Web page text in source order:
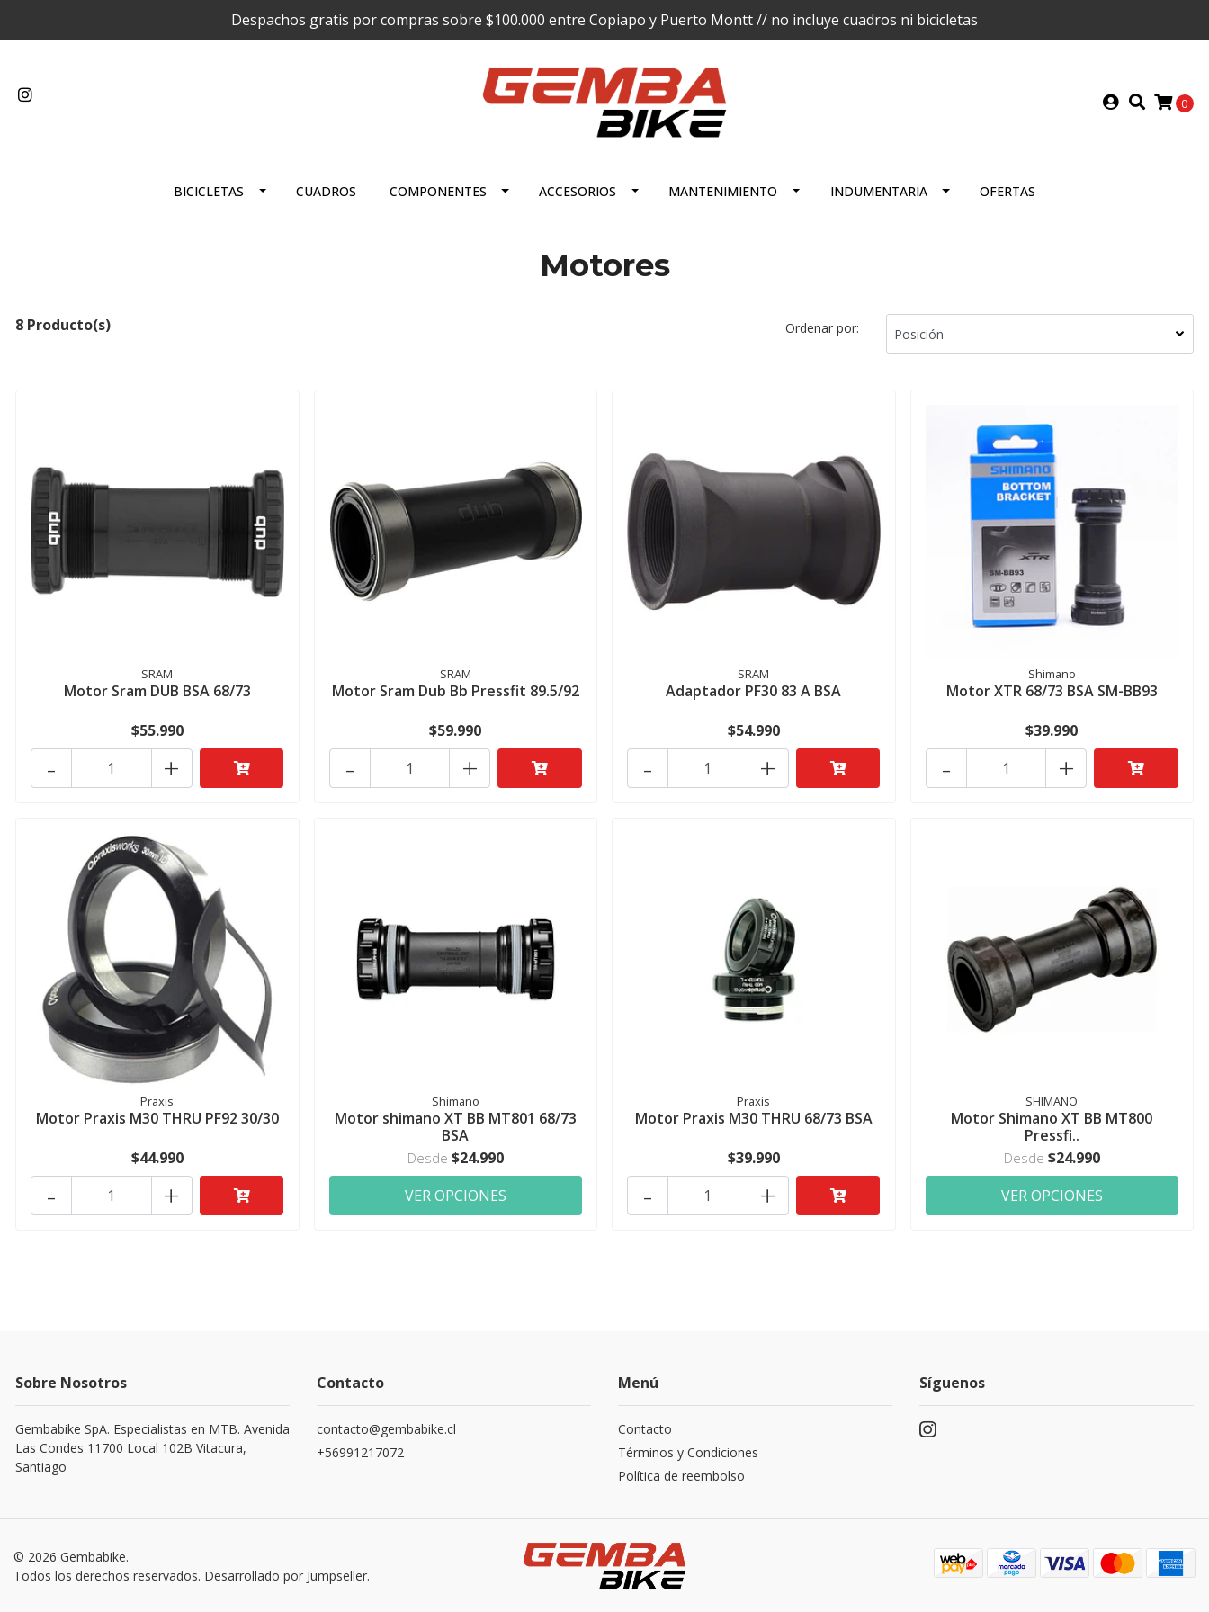
Despachos gratis por compras sobre $100.000 entre Copiapo y Puerto Montt // no incluye cuadros ni bicicletas
0
BICICLETAS CUADROS COMPONENTES ACCESORIOS MANTENIMIENTO INDUMENTARIA OFERTAS
Motores
8 Producto(s) Ordenar por:
SRAM
Motor Sram DUB BSA 68/73
$55.990
+
-
SRAM
Motor Sram Dub Bb Pressfit 89.5/92
$59.990
+
-
SRAM
Adaptador PF30 83 A BSA
$54.990
+
-
Shimano
Motor XTR 68/73 BSA SM-BB93
$39.990
+
-
Praxis
Motor Praxis M30 THRU PF92 30/30
$44.990
+
-
Shimano
Motor shimano XT BB MT801 68/73
BSA
Desde $24.990
VER OPCIONES
Praxis
Motor Praxis M30 THRU 68/73 BSA
$39.990
+
-
SHIMANO
Motor Shimano XT BB MT800
Pressfi..
Desde $24.990
VER OPCIONES
Sobre Nosotros
Gembabike SpA. Especialistas en MTB. Avenida
Las Condes 11700 Local 102B Vitacura,
Santiago
Contacto
contacto@gembabike.cl
+56991217072
Menú
Contacto
Términos y Condiciones
Política de reembolso
Síguenos
© 2026 Gembabike.
Todos los derechos reservados. Desarrollado por Jumpseller.